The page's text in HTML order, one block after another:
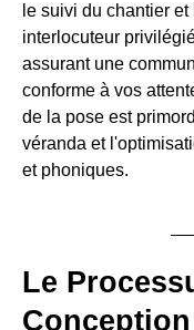
le suivi du chantier
interlocuteur
assurant une
conforme à vos
de la pose est
véranda et
et phoniques.
Le